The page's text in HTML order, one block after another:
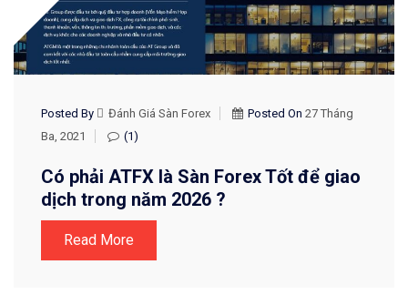
Posted By Đánh Giá Sàn Forex Posted On 27 Tháng
Ba, 2021
(1)
Có phải ATFX là Sàn Forex Tốt để giao
dịch trong năm 2026 ?
Read More